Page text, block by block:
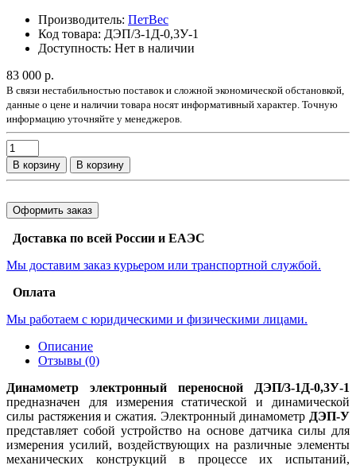
Производитель: ПетВес
Код товара: ДЭП/3-1Д-0,3У-1
Доступность: Нет в наличии
83 000 р.
В связи нестабильностью поставок и сложной экономической обстановкой,
данные о цене и наличии товара носят информативный характер. Точную
информацию уточняйте у менеджеров.
В корзину В корзину
Оформить заказ
Доставка по всей России и ЕАЭС
Мы доставим заказ курьером или транспортной службой.
Оплата
Мы работаем с юридическими и физическими лицами.
Описание
Отзывы (0)
Динамометр электронный переносной ДЭП/3-1Д-0,3У-1
предназначен для измерения статической и динамической
силы растяжения и сжатия. Электронный динамометр ДЭП-У
представляет собой устройство на основе датчика силы для
измерения усилий, воздействующих на различные элементы
механических конструкций в процессе их испытаний,